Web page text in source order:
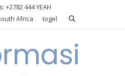
+2782 444 YEAH
Africa
togel